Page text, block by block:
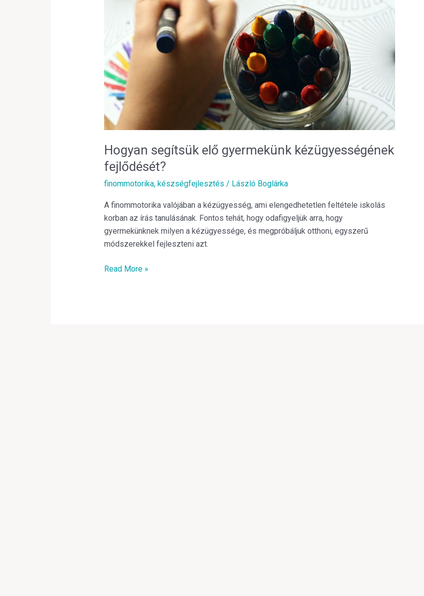
Hogyan segítsük elő gyermekünk kézügyességének
fejlődését?
finommotorika, készségfejlesztés / László Boglárka
A finommotorika valójában a kézügyesség, ami elengedhetetlen feltétele iskolás
korban az írás tanulásának. Fontos tehát, hogy odafigyeljük arra, hogy
gyermekünknek milyen a kézügyessége, és megpróbáljuk otthoni, egyszerű
módszerekkel fejleszteni azt.
gyermekünk
kézügyességének
fejlődését?
Read More »